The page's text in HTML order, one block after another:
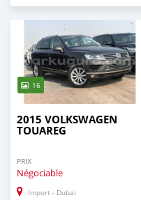
16
2015 VOLKSWAGEN
TOUAREG
PRIX
Négociable
Import - Dubai